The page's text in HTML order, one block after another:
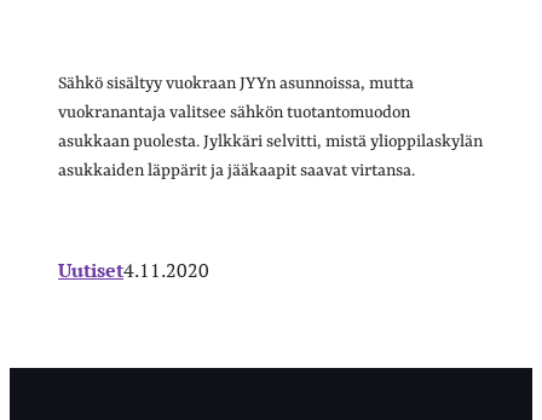
Sähkö sisältyy vuokraan JYYn asunnoissa, mutta
vuokranantaja valitsee sähkön tuotantomuodon
asukkaan puolesta. Jylkkäri selvitti, mistä ylioppilaskylän
asukkaiden läppärit ja jääkaapit saavat virtansa.
Uutiset4.11.2020